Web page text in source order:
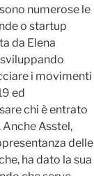
numerose le
o startup
da Elena
i movimenti
ed
chi è entrato
Asstel,
delle
ha dato la sua